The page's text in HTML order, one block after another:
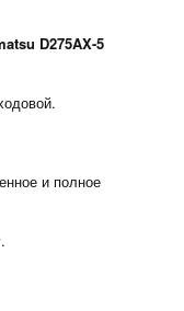
D275AX-5
и полное